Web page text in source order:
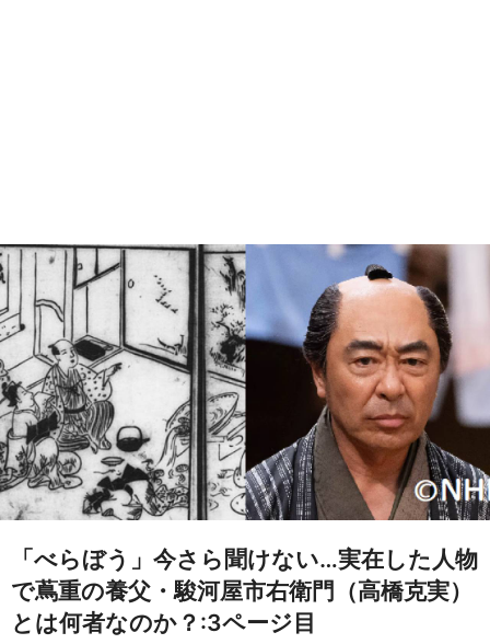
「べらぼう」今さら聞けない…実在した人物
で蔦重の養父・駿河屋市右衛門（高橋克実）
とは何者なのか？:3ページ目